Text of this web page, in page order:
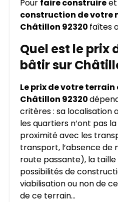
Pour faire construireet
construction de votre
Châtillon 92320 faîtes
Quel est le prix
bâtir sur
Le prix de votre
Châtillon 92320
critères : sa localisation
les quartiers n’ont pas
proximité avec les
transport, l’absence de
route passante), la taille
possibilités de
viabilisation ou non de
de ce terrain…